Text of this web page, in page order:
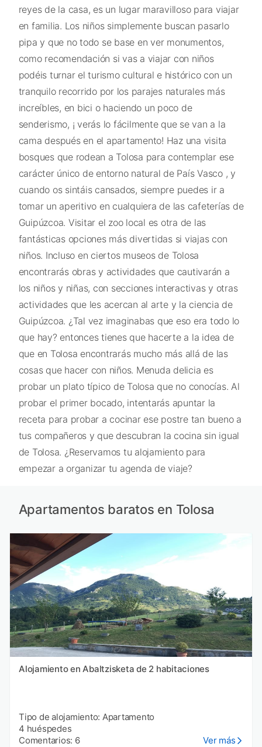
reyes de la casa, es un lugar maravilloso para viajar
en familia. Los niños simplemente buscan pasarlo
pipa y que no todo se base en ver monumentos,
como recomendación si vas a viajar con niños
podéis turnar el turismo cultural e histórico con un
tranquilo recorrido por los parajes naturales más
increíbles, en bici o haciendo un poco de
senderismo, ¡ verás lo fácilmente que se van a la
cama después en el apartamento! Haz una visita
bosques que rodean a Tolosa para contemplar ese
carácter único de entorno natural de País Vasco , y
cuando os sintáis cansados, siempre puedes ir a
tomar un aperitivo en cualquiera de las cafeterías de
Guipúzcoa. Visitar el zoo local es otra de las
fantásticas opciones más divertidas si viajas con
niños. Incluso en ciertos museos de Tolosa
encontrarás obras y actividades que cautivarán a
los niños y niñas, con secciones interactivas y otras
actividades que les acercan al arte y la ciencia de
Guipúzcoa. ¿Tal vez imaginabas que eso era todo lo
que hay? entonces tienes que hacerte a la idea de
que en Tolosa encontrarás mucho más allá de las
cosas que hacer con niños. Menuda delicia es
probar un plato típico de Tolosa que no conocías. Al
probar el primer bocado, intentarás apuntar la
receta para probar a cocinar ese postre tan bueno a
tus compañeros y que descubran la cocina sin igual
de Tolosa. ¿Reservamos tu alojamiento para
empezar a organizar tu agenda de viaje?
Apartamentos baratos en Tolosa
Alojamiento en Abaltzisketa de 2 habitaciones
Tipo de alojamiento: Apartamento
4 huéspedes
Comentarios: 6
Ver más